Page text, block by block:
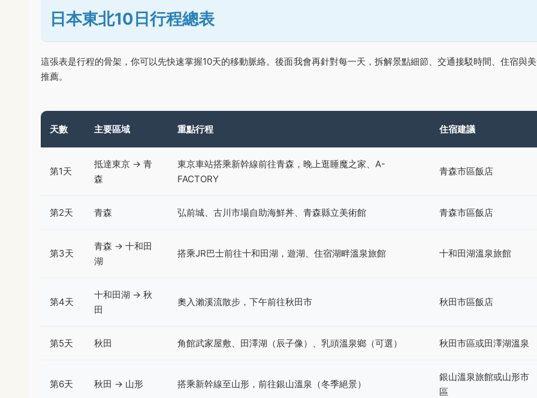
日本東北10日行程總表
這張表是行程的骨架，你可以先快速掌握10天的移動脈絡。後面我會再針對每一天，拆解景點細節、交通接駁時間、住宿與
推薦。
天數 主要區域 重點行程 住宿建議
第1天
抵達東京 → 青
森
東京車站搭乘新幹線前往青森，晚上逛睡魔之家、A-
FACTORY
青森市區飯店
第2天 青森 弘前城、古川市場自助海鮮丼、青森縣立美術館 青森市區飯店
第3天
青森 → 十和田
湖
搭乘JR巴士前往十和田湖，遊湖、住宿湖畔溫泉旅館 十和田湖溫泉旅館
第4天
十和田湖 → 秋
田
奧入瀨溪流散步，下午前往秋田市 秋田市區飯店
第5天 秋田 角館武家屋敷、田澤湖（辰子像）、乳頭溫泉鄉（可選） 秋田市區或田澤湖溫泉
第6天 秋田 → 山形 搭乘新幹線至山形，前往銀山溫泉（冬季絕景）
銀山溫泉旅館或山形市
區